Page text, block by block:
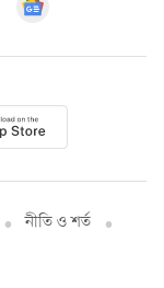
নীতি ও শর্ত